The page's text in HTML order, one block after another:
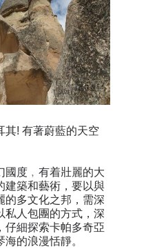
其! 有著蔚藍的天空
國度﹐有着壯麗的大
建築和藝術，要以與
的多文化之邦，需深
私人包團的方式，深
仔細探索卡帕多奇亞
的浪漫恬靜。